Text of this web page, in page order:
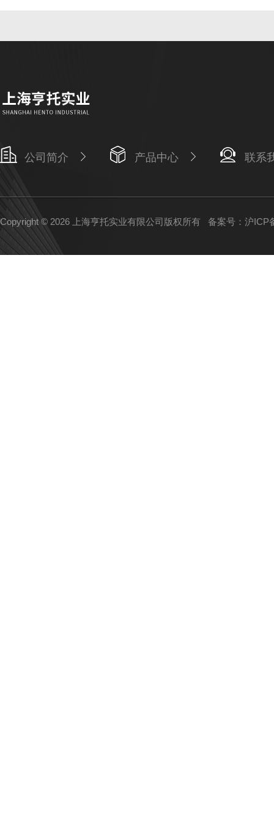
公司简介 产品中心 联系
Copyright © 2026 上海亨托实业有限公司版权所有 备案号：沪ICP